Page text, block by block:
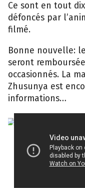
Ce sont en tout
défoncés par
filmé.
Bonne nouvelle:
seront
occasionnés. La
Zhusunya est
informations…
Youtube